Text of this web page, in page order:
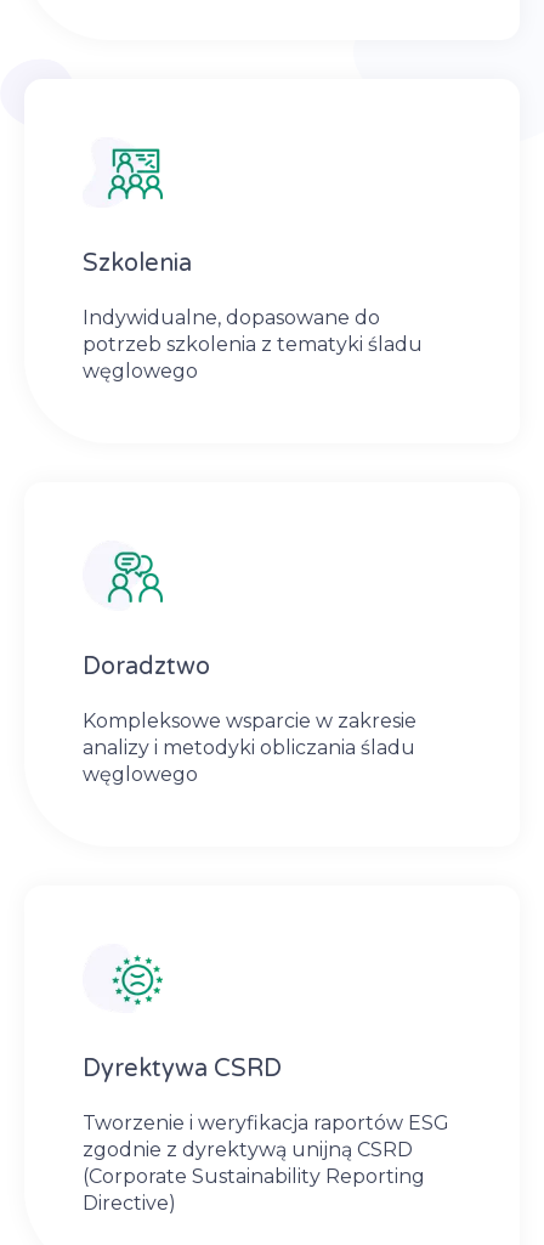
Szkolenia
Indywidualne, dopasowane do
potrzeb szkolenia z tematyki śladu
węglowego
Doradztwo
Kompleksowe wsparcie w zakresie
analizy i metodyki obliczania śladu
węglowego
Dyrektywa CSRD
Tworzenie i weryfikacja raportów ESG
zgodnie z dyrektywą unijną CSRD
(Corporate Sustainability Reporting
Directive)